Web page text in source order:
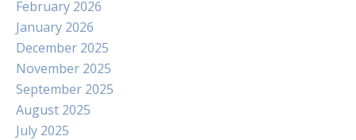
February 2026
January 2026
December 2025
November 2025
September 2025
August 2025
July 2025